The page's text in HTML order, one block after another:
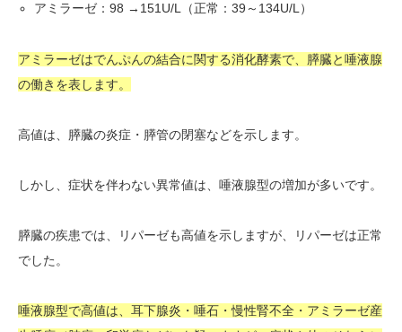
アミラーゼ：98 →151U/L（正常：39～134U/L）
アミラーゼはでんぷんの結合に関する消化酵素で、膵臓と唾液腺
の働きを表します。
高値は、膵臓の炎症・膵管の閉塞などを示します。
しかし、症状を伴わない異常値は、唾液腺型の増加が多いです。
膵臓の疾患では、リパーゼも高値を示しますが、リパーゼは正常
でした。
唾液腺型で高値は、耳下腺炎・唾石・慢性腎不全・アミラーゼ産